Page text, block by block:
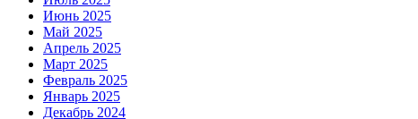
Июнь 2025
Май 2025
Апрель 2025
Март 2025
Февраль 2025
Январь 2025
Декабрь 2024